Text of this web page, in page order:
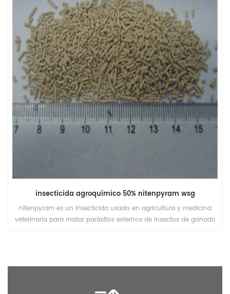
insecticida agroquímico 50% nitenpyram wsg
nitenpyram es un insecticida usado en agricultura y medicina
veterinaria para matar parásitos externos de insectos de ganado